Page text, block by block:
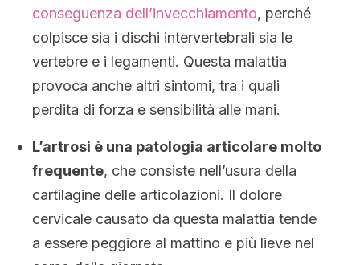
conseguenza dell’invecchiamento, perché
colpisce sia i dischi intervertebrali sia le
vertebre e i legamenti. Questa malattia
provoca anche altri sintomi, tra i quali
perdita di forza e sensibilità alle mani.
L’artrosi è una patologia articolare molto
frequente, che consiste nell’usura della
cartilagine delle articolazioni. Il dolore
cervicale causato da questa malattia tende
a essere peggiore al mattino e più lieve nel